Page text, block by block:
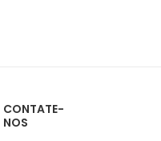
CONTATE-
NOS